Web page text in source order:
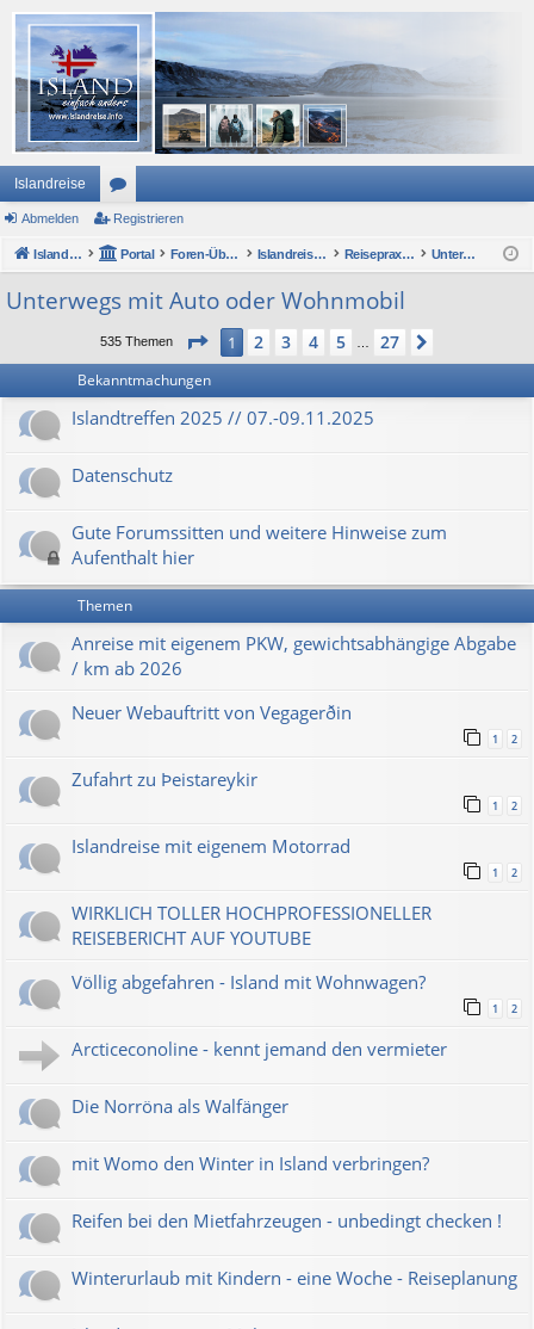
Islandreise
or
en
Abmelden Registrieren
Islandreise Portal Foren-Übersicht Islandreise Forum Reisepraxis - Urlaub in Island Unterwegs mit Auto oder Wohnmobil
Unterwegs mit Auto oder Wohnmobil
535 Themen Seite 1 von 27
1 2 3 4 5 27
Bekanntmachungen
Islandtreffen 2025 // 07.-09.11.2025
Datenschutz
Gute Forumssitten und weitere Hinweise zum
Aufenthalt hier
Themen
Anreise mit eigenem PKW, gewichtsabhängige Abgabe
/ km ab 2026
Neuer Webauftritt von Vegagerðin
1 2
Zufahrt zu Þeistareykir
1 2
Islandreise mit eigenem Motorrad
1 2
WIRKLICH TOLLER HOCHPROFESSIONELLER
REISEBERICHT AUF YOUTUBE
Völlig abgefahren - Island mit Wohnwagen?
1 2
Arcticeconoline - kennt jemand den vermieter
Die Norröna als Walfänger
mit Womo den Winter in Island verbringen?
Reifen bei den Mietfahrzeugen - unbedingt checken !
Winterurlaub mit Kindern - eine Woche - Reiseplanung